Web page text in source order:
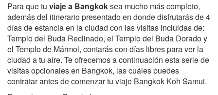
Para que tu viaje a Bangkoksea mucho más completo,
además del itinerario presentado en donde disfrutarás de 4
días de estancia en la ciudad con las visitas incluidas de:
Templo del Buda Reclinado, el Templo del Buda Dorado y
el Templo de Mármol, contarás con días libres para ver la
ciudad a tu aire. Te ofrecemos a continuación esta serie de
visitas opcionales en Bangkok, las cuáles puedes
contratar antes de comenzar tu viaje Bangkok Koh Samui.